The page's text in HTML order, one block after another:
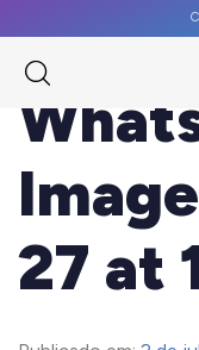
27 at